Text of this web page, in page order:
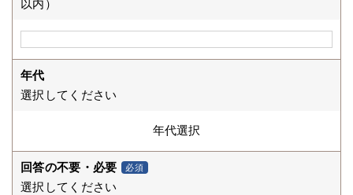
以内）
年代
選択してください
回答の不要・必要 必須
選択してください